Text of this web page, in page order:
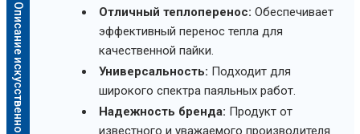
Отличный теплоперенос: Обеспечивает
эффективный перенос тепла для
качественной пайки.
Универсальность: Подходит для
широкого спектра паяльных работ.
Надежность бренда: Продукт от
известного и уважаемого производителя